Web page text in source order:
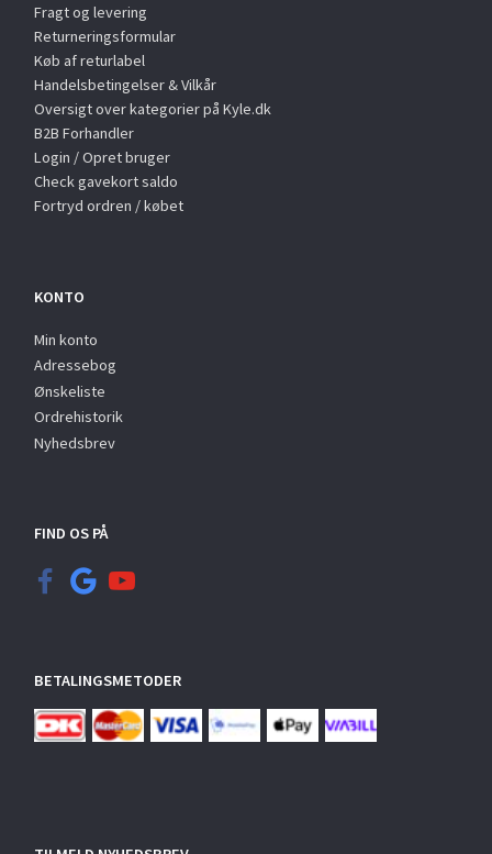
Fragt og levering
Returneringsformular
Køb af returlabel
Handelsbetingelser & Vilkår
Oversigt over kategorier på Kyle.dk
B2B Forhandler
Login / Opret bruger
Check gavekort saldo
Fortryd ordren / købet
KONTO
Min konto
Adressebog
Ønskeliste
Ordrehistorik
Nyhedsbrev
FIND OS PÅ
BETALINGSMETODER